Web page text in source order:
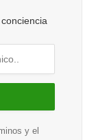
y el